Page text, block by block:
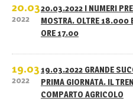
20.03
2022
20.03.2022 I NUMERI
MOSTRA. OLTRE 18.000
ORE 17.00
19.03
2022
19.03.2022 GRANDE
PRIMA GIORNATA. IL
COMPARTO AGRICOLO